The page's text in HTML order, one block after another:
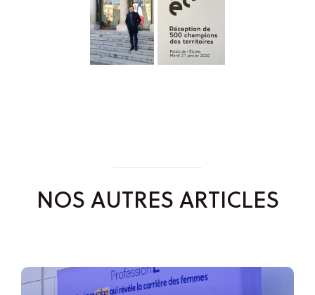
NOS AUTRES ARTICLES